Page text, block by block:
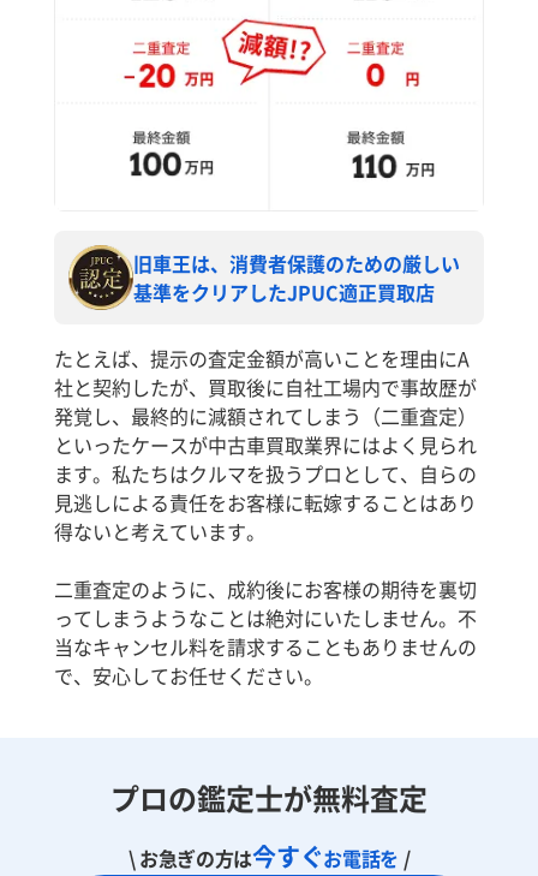
旧車王は、消費者保護のための厳しい
基準をクリアしたJPUC適正買取店
たとえば、提示の査定金額が高いことを理由にA
社と契約したが、買取後に自社工場内で事故歴が
発覚し、最終的に減額されてしまう（二重査定）
といったケースが中古車買取業界にはよく見られ
ます。私たちはクルマを扱うプロとして、自らの
見逃しによる責任をお客様に転嫁することはあり
得ないと考えています。
二重査定のように、成約後にお客様の期待を裏切
ってしまうようなことは絶対にいたしません。不
当なキャンセル料を請求することもありませんの
で、安心してお任せください。
プロの鑑定士が無料査定
\ お急ぎの方は今すぐお電話を /